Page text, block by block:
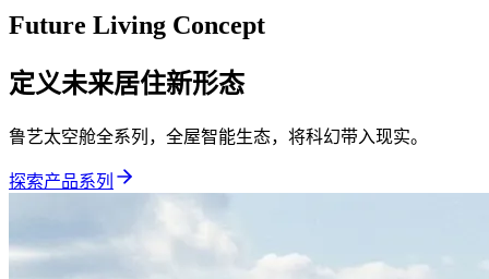
Future Living Concept
定义未来居住新形态
鲁艺太空舱全系列，全屋智能生态，将科幻带入现实。
探索产品系列